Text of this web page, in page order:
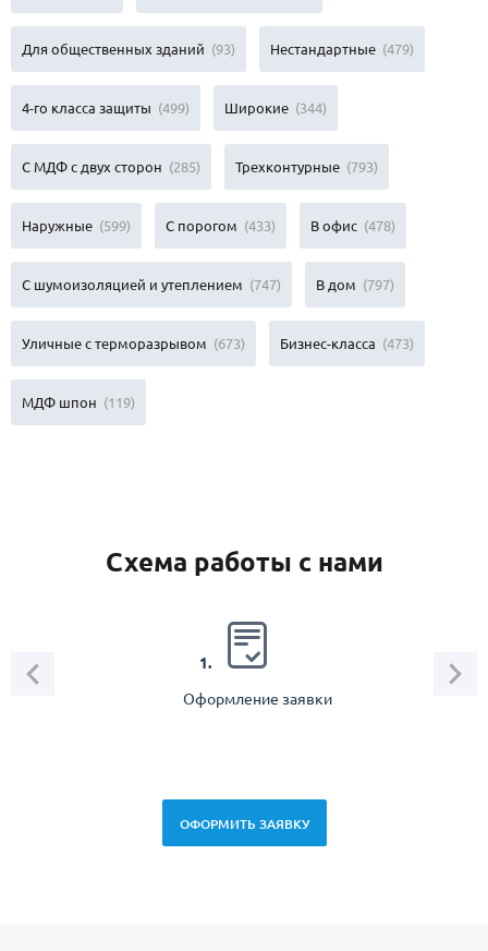
Для общественных зданий (93) Нестандартные (479)
4-го класса защиты (499) Широкие (344)
С МДФ с двух сторон (285) Трехконтурные (793)
Наружные (599) С порогом (433) В офис (478)
С шумоизоляцией и утеплением (747) В дом (797)
Уличные с терморазрывом (673) Бизнес-класса (473)
МДФ шпон (119)
Схема работы с нами
1.
Оформление заявки
ОФОРМИТЬ ЗАЯВКУ